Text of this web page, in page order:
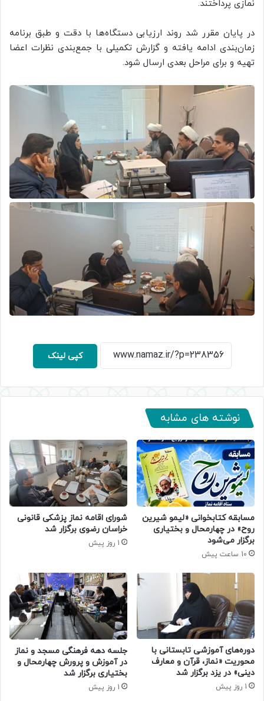
نمازی پرداختند.
در پایان مقرر شد روند ارزیابی دستگاه‌ها با دقت و طبق برنامه
زمان‌بندی ادامه یافته و گزارش تکمیلی با جمع‌بندی نظرات اعضا
تهیه و برای مراحل بعدی ارسال شود.
کپی لینک
نوشته های مشابه
مسابقه کتابخوانی «لیمو شیرین
روح» در چهارمحال و بختیاری
برگزار می‌شود
10 ساعت پیش
شورای اقامه نماز پزشکی قانونی
خراسان رضوی برگزار شد
1 روز پیش
دوره‌های آموزشی تابستانی با
محوریت «نماز، قرآن و معارف
دینی» در یزد برگزار شد
1 روز پیش
جلسه دهه فرهنگی مسجد و نماز
در آموزش و پرورش چهارمحال و
بختیاری برگزار شد
1 روز پیش